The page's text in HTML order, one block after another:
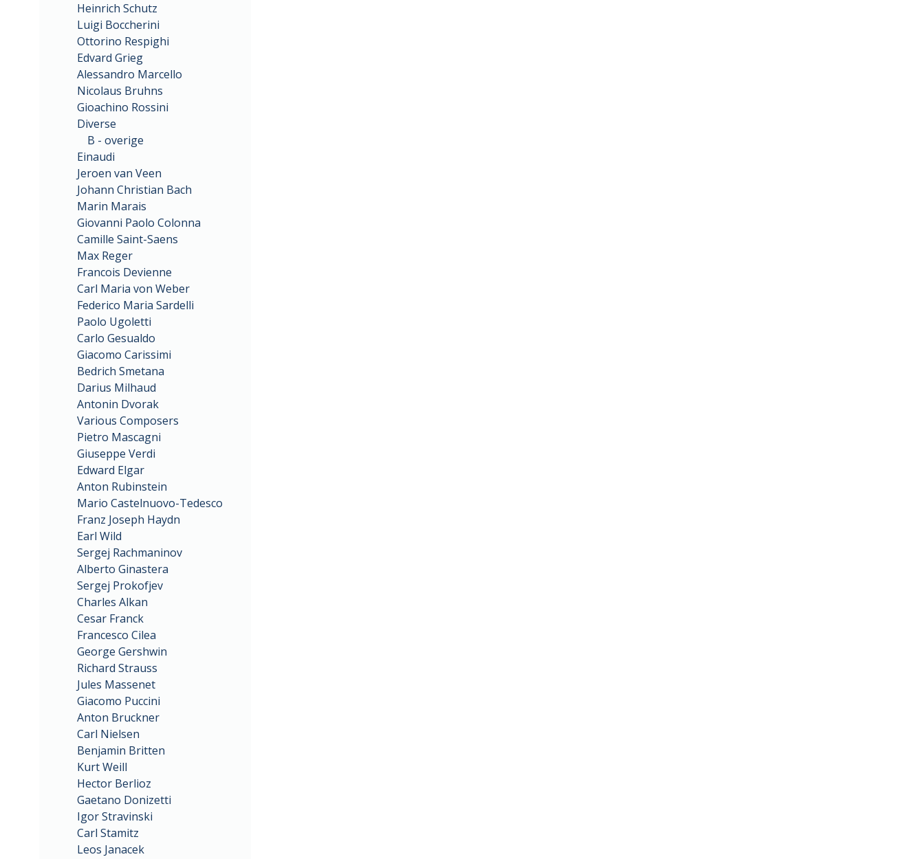
Heinrich Schutz
Luigi Boccherini
Ottorino Respighi
Edvard Grieg
Alessandro Marcello
Nicolaus Bruhns
Gioachino Rossini
Diverse
B - overige
Einaudi
Jeroen van Veen
Johann Christian Bach
Marin Marais
Giovanni Paolo Colonna
Camille Saint-Saens
Max Reger
Francois Devienne
Carl Maria von Weber
Federico Maria Sardelli
Paolo Ugoletti
Carlo Gesualdo
Giacomo Carissimi
Bedrich Smetana
Darius Milhaud
Antonin Dvorak
Various Composers
Pietro Mascagni
Giuseppe Verdi
Edward Elgar
Anton Rubinstein
Mario Castelnuovo-Tedesco
Franz Joseph Haydn
Earl Wild
Sergej Rachmaninov
Alberto Ginastera
Sergej Prokofjev
Charles Alkan
Cesar Franck
Francesco Cilea
George Gershwin
Richard Strauss
Jules Massenet
Giacomo Puccini
Anton Bruckner
Carl Nielsen
Benjamin Britten
Kurt Weill
Hector Berlioz
Gaetano Donizetti
Igor Stravinski
Carl Stamitz
Leos Janacek